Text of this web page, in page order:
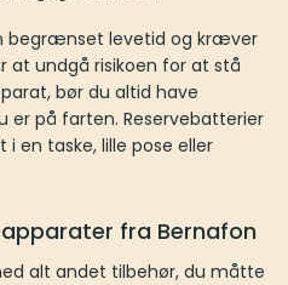
altid have reservebatterier med,
fylder minimalt og passer let
fra Bernafon
Udforsk vores uundværlige
ogreceivere , der er